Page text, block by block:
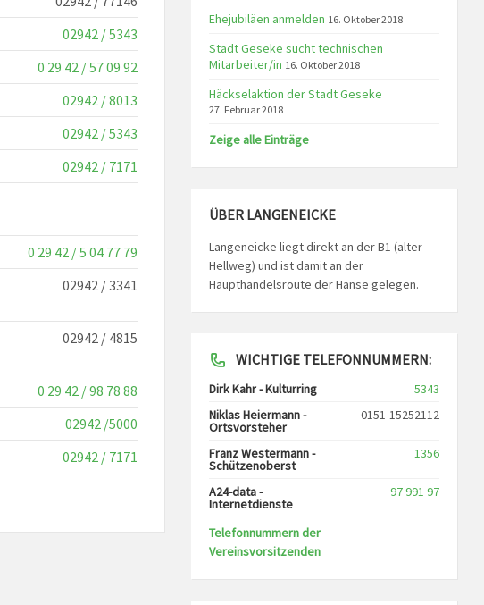
02942 / 5343
0 29 42 / 57 09 92
02942 / 8013
02942 / 5343
02942 / 7171
0 29 42 / 5 04 77 79
02942 / 3341
02942 / 4815
0 29 42 / 98 78 88
02942 /5000
02942 / 7171
Ehejubiläen anmelden 16. Oktober 2018
Stadt Geseke sucht technischen
Mitarbeiter/in 16. Oktober 2018
Häckselaktion der Stadt Geseke
27. Februar 2018
Zeige alle Einträge
ÜBER LANGENEICKE
Langeneicke liegt direkt an der B1 (alter
Hellweg) und ist damit an der
Haupthandelsroute der Hanse gelegen.
WICHTIGE TELEFONNUMMERN:
Dirk Kahr - Kulturring
5343
Niklas Heiermann -
Ortsvorsteher
0151-15252112
Franz Westermann -
Schützenoberst
1356
A24-data -
Internetdienste
97 991 97
Telefonnummern der
Vereinsvorsitzenden